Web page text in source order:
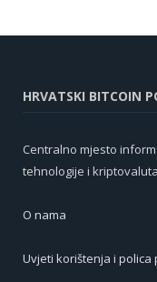
HRVATSKI BITCOIN
Centralno mjesto
tehnologije i
O nama
Uvjeti korištenja i polica